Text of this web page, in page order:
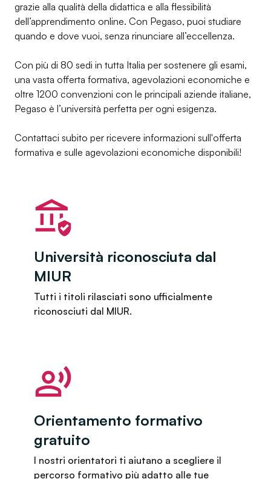
grazie alla qualità della didattica e alla flessibilità
dell’apprendimento online. Con Pegaso, puoi studiare
quando e dove vuoi, senza rinunciare all’eccellenza.
Con più di 80 sedi in tutta Italia per sostenere gli esami,
una vasta offerta formativa, agevolazioni economiche e
oltre 1200 convenzioni con le principali aziende italiane,
Pegaso è l’università perfetta per ogni esigenza.
Contattaci subito per ricevere informazioni sull'offerta
formativa e sulle agevolazioni economiche disponibili!
Università riconosciuta dal
MIUR
Tutti i titoli rilasciati sono ufficialmente
riconosciuti dal MIUR.
Orientamento formativo
gratuito
I nostri orientatori ti aiutano a scegliere il
percorso formativo più adatto alle tue